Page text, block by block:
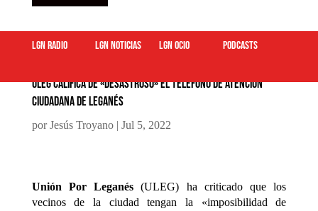
LGN Radio LGN Noticias LGN ocio podcasts
ULEG califica de «desastroso» el teléfono de atención
ciudadana de Leganés
porJesús Troyano| Jul 5, 2022
Unión Por Leganés (ULEG) ha criticado que los
vecinos de la ciudad tengan la «imposibilidad de